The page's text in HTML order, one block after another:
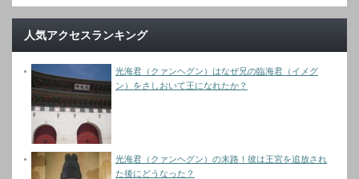
人気アクセスランキング
光海君（クァンヘグン）はなぜ兄の臨海君（イメグ
ン）をさしおいて王になれたか？
光海君（クァンヘグン）の末路！彼は王宮を追放され
た後にどうなった？